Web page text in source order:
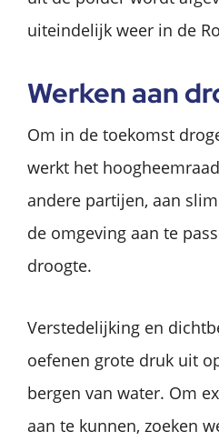
uiteindelijk weer in de
Werken aan
Om in de toekomst
werkt het
andere partijen, aan
de omgeving aan te
droogte.
Verstedelijking en
oefenen grote druk uit
bergen van water. Om
aan te kunnen, zoeken